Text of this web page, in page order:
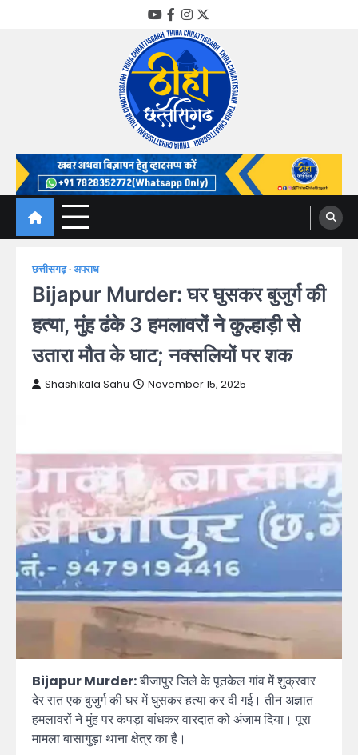
YouTube
Facebook
Instagram
Twitter
Thiha Chhattisgarh
गोठ जन-जन के
छत्तीसगढ़ अपराध
Bijapur Murder: घर घुसकर बुजुर्ग की
हत्या, मुंह ढंके 3 हमलावरों ने कुल्हाड़ी से
उतारा मौत के घाट; नक्सलियों पर शक
Shashikala Sahu November 15, 2025
Bijapur Murder:बीजापुर जिले के पूतकेल गांव में शुक्रवार
देर रात एक बुजुर्ग की घर में घुसकर हत्या कर दी गई। तीन अज्ञात
हमलावरों ने मुंह पर कपड़ा बांधकर वारदात को अंजाम दिया। पूरा
मामला बासागुड़ा थाना क्षेत्र का है।